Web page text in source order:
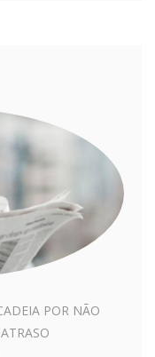
POR NÃO